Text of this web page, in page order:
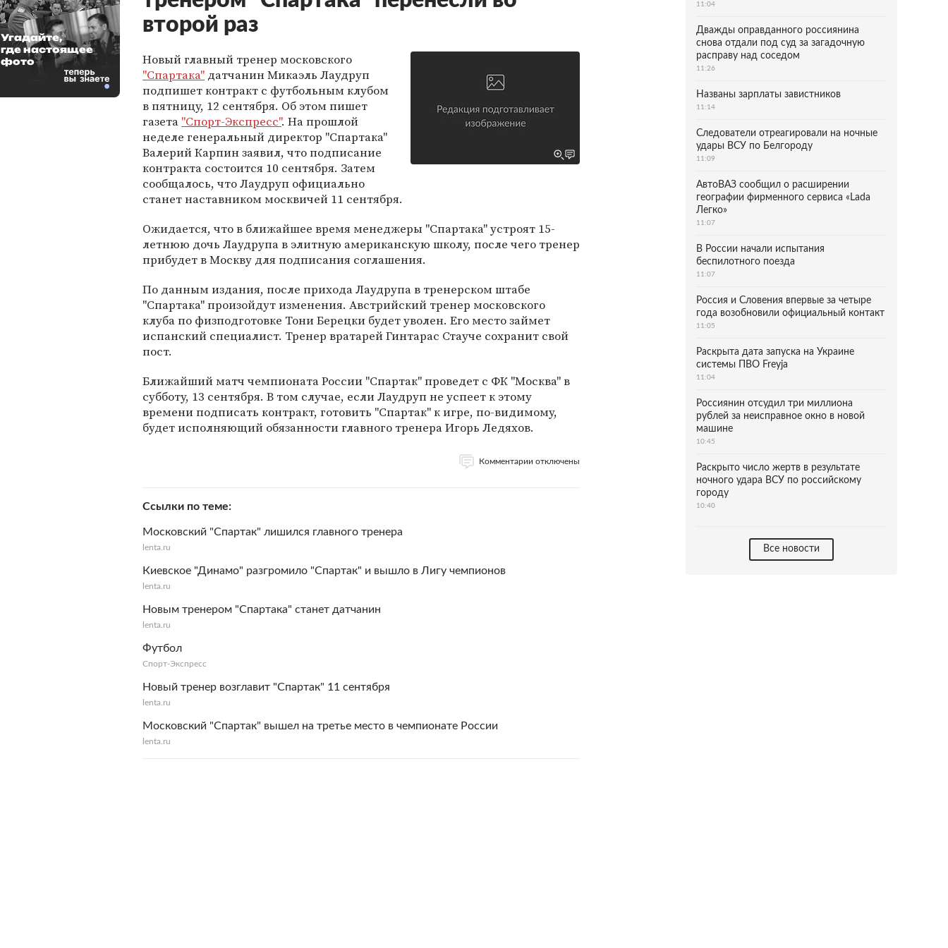
второй раз
Новый главный тренер московского
"Спартака" датчанин Микаэль Лаудруп
подпишет контракт с футбольным клубом
в пятницу, 12 сентября. Об этом пишет
газета "Спорт-Экспресс". На прошлой
неделе генеральный директор "Спартака"
Валерий Карпин заявил, что подписание
контракта состоится 10 сентября. Затем
сообщалось, что Лаудруп официально
станет наставником москвичей 11 сентября.
Ожидается, что в ближайшее время менеджеры "Спартака" устроят 15-
летнюю дочь Лаудрупа в элитную американскую школу, после чего тренер
прибудет в Москву для подписания соглашения.
По данным издания, после прихода Лаудрупа в тренерском штабе
"Спартака" произойдут изменения. Австрийский тренер московского
клуба по физподготовке Тони Берецки будет уволен. Его место займет
испанский специалист. Тренер вратарей Гинтарас Стауче сохранит свой
пост.
Ближайший матч чемпионата России "Спартак" проведет с ФК "Москва" в
субботу, 13 сентября. В том случае, если Лаудруп не успеет к этому
времени подписать контракт, готовить "Спартак" к игре, по-видимому,
будет исполняющий обязанности главного тренера Игорь Ледяхов.
Комментарии отключены
Ссылки по теме
Московский "Спартак" лишился главного тренера
lenta.ru
Киевское "Динамо" разгромило "Спартак" и вышло в Лигу чемпионов
lenta.ru
Новым тренером "Спартака" станет датчанин
lenta.ru
Футбол
Спорт-Экспресс
Новый тренер возглавит "Спартак" 11 сентября
lenta.ru
Московский "Спартак" вышел на третье место в чемпионате России
lenta.ru
Угадайте,
где настоящее
фото
11:04
Дважды оправданного россиянина
снова отдали под суд за загадочную
расправу над соседом
11:26
Названы зарплаты завистников
11:14
Следователи отреагировали на ночные
удары ВСУ по Белгороду
11:09
АвтоВАЗ сообщил о расширении
географии фирменного сервиса «Lada
Легко»
11:07
В России начали испытания
беспилотного поезда
11:07
Россия и Словения впервые за четыре
года возобновили официальный контакт
11:05
Раскрыта дата запуска на Украине
системы ПВО Freyja
11:04
Россиянин отсудил три миллиона
рублей за неисправное окно в новой
машине
10:45
Раскрыто число жертв в результате
ночного удара ВСУ по российскому
городу
10:40
Все новости